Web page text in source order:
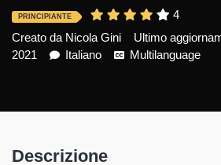
PRINCIPIANTE
4
Creato da Nicola Gini
Ultimo
2021
Italiano Multilanguage
Descrizione